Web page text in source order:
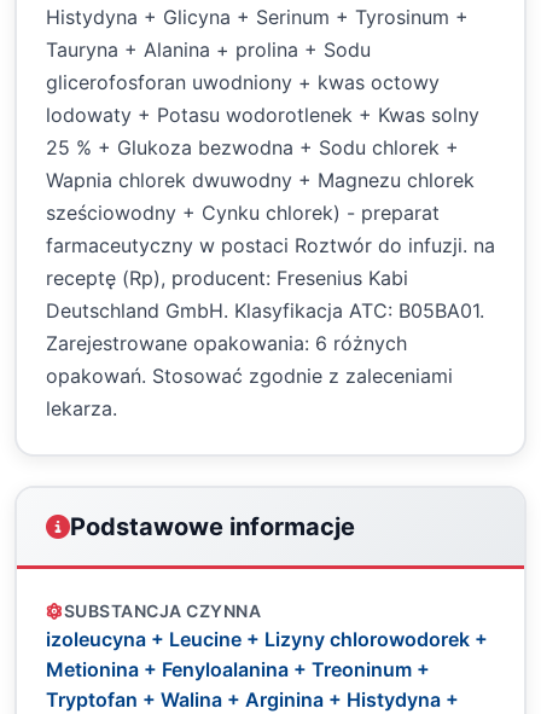
Histydyna + Glicyna + Serinum + Tyrosinum +
Tauryna + Alanina + prolina + Sodu
glicerofosforan uwodniony + kwas octowy
lodowaty + Potasu wodorotlenek + Kwas solny
25 % + Glukoza bezwodna + Sodu chlorek +
Wapnia chlorek dwuwodny + Magnezu chlorek
sześciowodny + Cynku chlorek) - preparat
farmaceutyczny w postaci Roztwór do infuzji. na
receptę (Rp), producent: Fresenius Kabi
Deutschland GmbH. Klasyfikacja ATC: B05BA01.
Zarejestrowane opakowania: 6 różnych
opakowań. Stosować zgodnie z zaleceniami
lekarza.
Podstawowe informacje
SUBSTANCJA CZYNNA
izoleucyna + Leucine + Lizyny chlorowodorek +
Metionina + Fenyloalanina + Treoninum +
Tryptofan + Walina + Arginina + Histydyna +